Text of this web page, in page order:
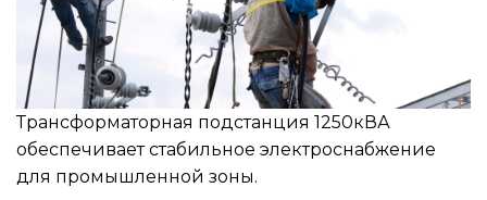
Трансформаторная подстанция 1250кВА
обеспечивает стабильное электроснабжение
для промышленной зоны.